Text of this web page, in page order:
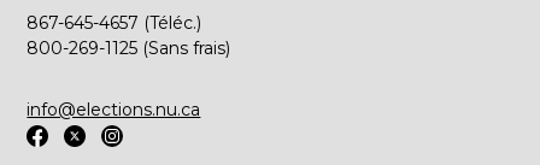
867-645-4657 (Téléc.)
800-269-1125 (Sans frais)
info@elections.nu.ca